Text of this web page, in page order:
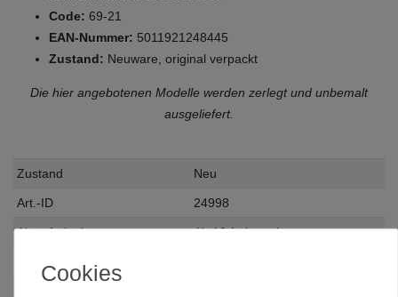
Code: 69-21
EAN-Nummer: 5011921248445
Zustand: Neuware, original verpackt
Die hier angebotenen Modelle werden zerlegt und unbemalt
ausgeliefert.
Zustand Neu
Art.-ID 24998
Altersfreigabe Ab 12 freigegeben
Cookies